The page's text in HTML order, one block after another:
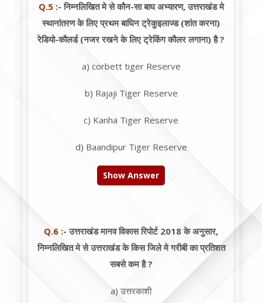
Q.5 :- निम्नलिखित मे से कौन-सा बाघ अभ्यारण, उत्तराखंड मे
स्थानांतरण के लिए प्रथम बाघिन ट्रेकुइलाज्ड (शांत करना)
रेडियो-कौलर्ड (नजर रखने के लिए ट्रेकिंग कौलर लगाना) है ?
a) corbett tiger Reserve
b) Rajaji Tiger Reserve
c) Kanha Tiger Reserve
d) Baandipur Tiger Reserve
Show Answer
Q.6 :- उत्तराखंड मानव विकास रिपोर्ट 2018 के अनुसार,
निम्नलिखित मे से उत्तराखंड के किस जिले मे गरीबी का प्रतिशत
सबसे कम है ?
a) उत्तरकाशी